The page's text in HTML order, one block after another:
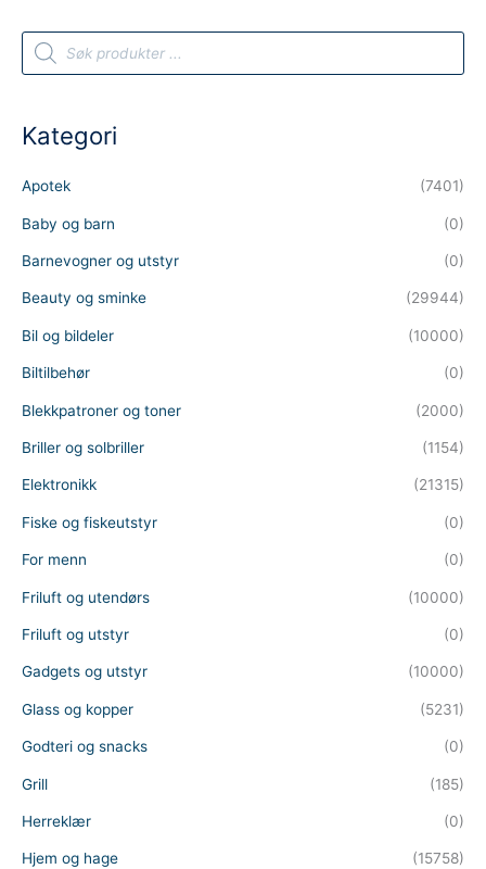
P
d
t
s
s
a
r
h
Kategori
Apotek (7401)
Baby og barn (0)
Barnevogner og utstyr (0)
Beauty og sminke (29944)
Bil og bildeler (10000)
Biltilbehør (0)
Blekkpatroner og toner (2000)
Briller og solbriller (1154)
Elektronikk (21315)
Fiske og fiskeutstyr (0)
For menn (0)
Friluft og utendørs (10000)
Friluft og utstyr (0)
Gadgets og utstyr (10000)
Glass og kopper (5231)
Godteri og snacks (0)
Grill (185)
Herreklær (0)
Hjem og hage (15758)